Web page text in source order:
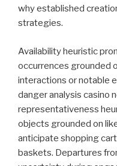
why established
strategies.
Availability heuristic
occurrences grounded
interactions or notable
danger analysis casino
representativeness
objects grounded on
anticipate shopping
baskets. Departures